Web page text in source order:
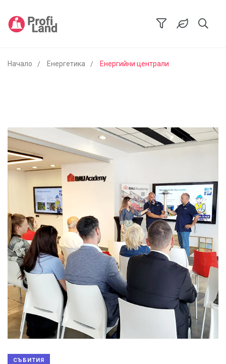
Начало Енергетика Енергийни централи
СЪБИТИЯ